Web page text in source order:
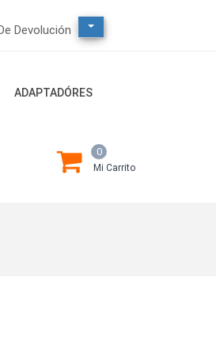
Devolución
ADAPTADÓRES
0
Mi Carrito